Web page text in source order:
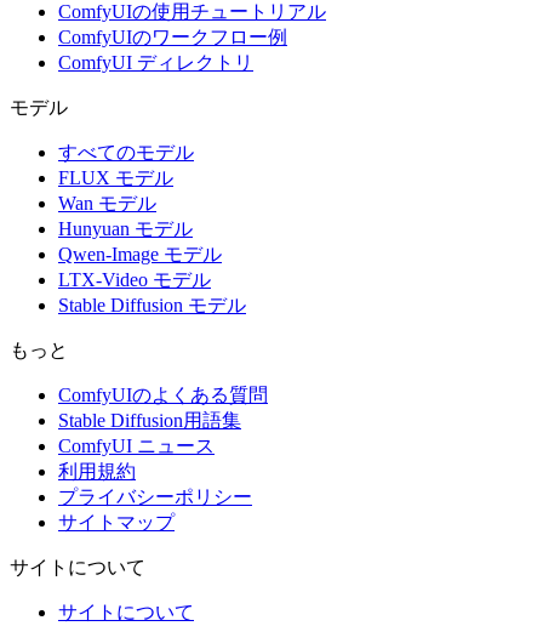
ComfyUIの使用チュートリアル
ComfyUIのワークフロー例
ComfyUI ディレクトリ
モデル
すべてのモデル
FLUX モデル
Wan モデル
Hunyuan モデル
Qwen-Image モデル
LTX-Video モデル
Stable Diffusion モデル
もっと
ComfyUIのよくある質問
Stable Diffusion用語集
ComfyUI ニュース
利用規約
プライバシーポリシー
サイトマップ
サイトについて
サイトについて